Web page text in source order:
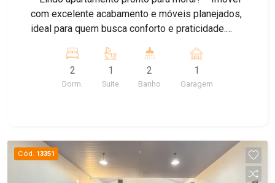
com excelente acabamento e móveis planejados,
ideal para quem busca conforto e praticidade.
estar e jantar integradas, cozinha equipada com
cooktop e forno embutido, área de serviço e uma
sacada. O apartamento conta com móveis
banheiros já possuem box instalados,
proporcionando ainda mais comodidade para o
novo proprietário. Uma excelente oportunidade
2
Dorm.
1
Suite
2
Banho
1
Garagem
Cód. 13351